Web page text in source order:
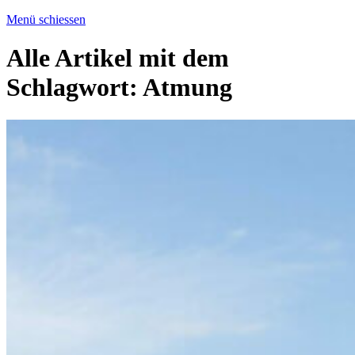
Menü schiessen
Alle Artikel mit dem
Schlagwort: Atmung